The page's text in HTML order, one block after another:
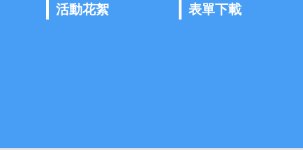
活動花絮 表單下載